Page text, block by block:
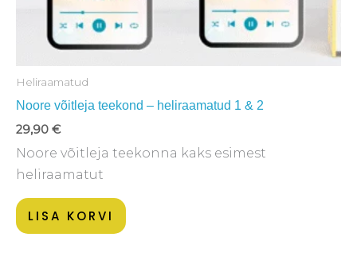
Heliraamatud
Noore võitleja teekond – heliraamatud 1 & 2
29,90 €
Noore võitleja teekonna kaks esimest
heliraamatut
LISA KORVI